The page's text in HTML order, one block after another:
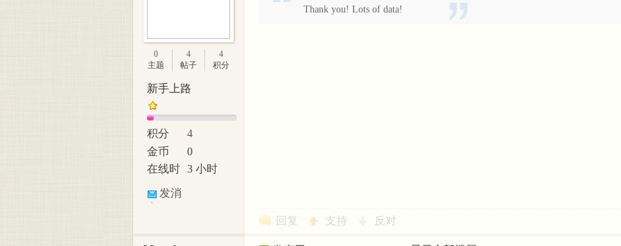
0
主题
4
帖子
4
积分
新手上路
积分
4
金币
0
在线时 3 小时
发消
Thank you! Lots of data!
回复 支持 反对